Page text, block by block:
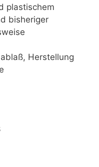
plastischem
bisheriger
Herstellung